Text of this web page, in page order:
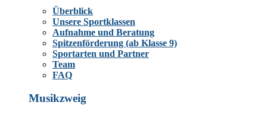
Überblick
Unsere Sportklassen
Aufnahme und Beratung
Spitzenförderung (ab Klasse 9)
Sportarten und Partner
Team
FAQ
Musikzweig